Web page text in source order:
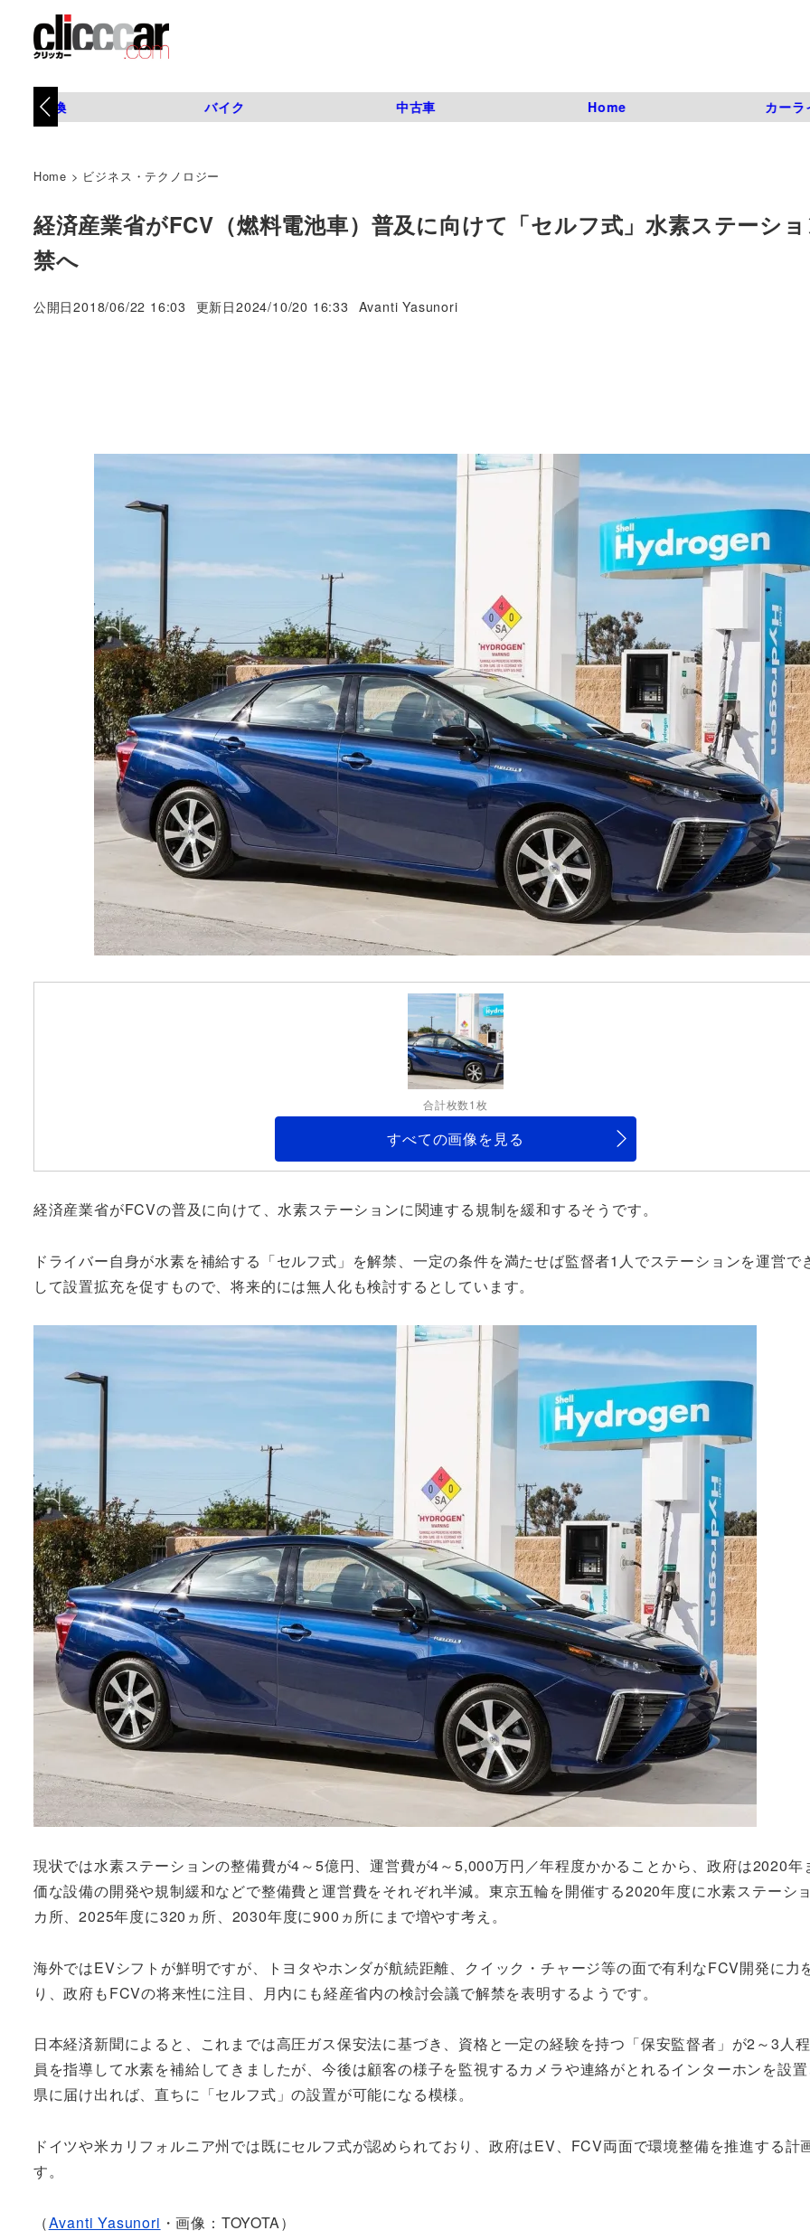
タイヤ交換 バイク 中古車 Home カーラ
Home > ビジネス・テクノロジー
経済産業省がFCV（燃料電池車）普及に向けて「セルフ式」水素ステーシ
禁へ
公開日2018/06/22 16:03 更新日2024/10/20 16:33
著
Avanti Yasunori
合計枚数1枚
すべての画像を見る
経済産業省がFCVの普及に向けて、水素ステーションに関連する規制を緩和するそうです。
ドライバー自身が水素を補給する「セルフ式」を解禁、一定の条件を満たせば監督者1人でステーションを運営で
して設置拡充を促すもので、将来的には無人化も検討するとしています。
現状では水素ステーションの整備費が4～5億円、運営費が4～5,000万円／年程度かかることから、政府は2020年
価な設備の開発や規制緩和などで整備費と運営費をそれぞれ半減。東京五輪を開催する2020年度に水素ステーシ
カ所、2025年度に320ヵ所、2030年度に900ヵ所にまで増やす考え。
海外ではEVシフトが鮮明ですが、トヨタやホンダが航続距離、クイック・チャージ等の面で有利なFCV開発に力
り、政府もFCVの将来性に注目、月内にも経産省内の検討会議で解禁を表明するようです。
日本経済新聞によると、これまでは高圧ガス保安法に基づき、資格と一定の経験を持つ「保安監督者」が2～3人
員を指導して水素を補給してきましたが、今後は顧客の様子を監視するカメラや連絡がとれるインターホンを設
県に届け出れば、直ちに「セルフ式」の設置が可能になる模様。
ドイツや米カリフォルニア州では既にセルフ式が認められており、政府はEV、FCV両面で環境整備を推進する計
す。
（Avanti Yasunori ・画像：TOYOTA）